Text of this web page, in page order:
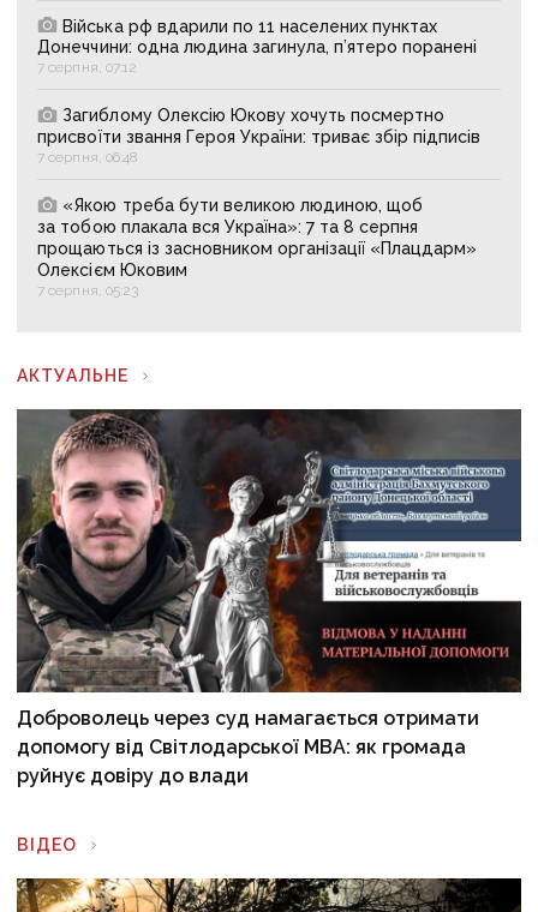
Війська рф вдарили по 11 населених пунктах
Донеччини: одна людина загинула, п’ятеро поранені
7 серпня, 07:12
Загиблому Олексію Юкову хочуть посмертно
присвоїти звання Героя України: триває збір підписів
7 серпня, 06:48
«Якою треба бути великою людиною, щоб
за тобою плакала вся Україна»: 7 та 8 серпня
прощаються із засновником організації «Плацдарм»
Олексієм Юковим
7 серпня, 05:23
АКТУАЛЬНЕ
Доброволець через суд намагається отримати
допомогу від Світлодарської МВА: як громада
руйнує довіру до влади
ВІДЕО